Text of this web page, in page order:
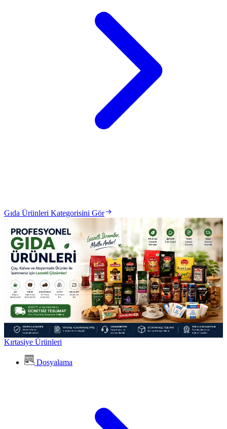
Gıda Ürünleri Kategorisini Gör
Kırtasiye Ürünleri
Dosyalama